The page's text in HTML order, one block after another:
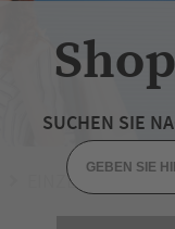
SUCHEN SIE
EINZELHANDEL